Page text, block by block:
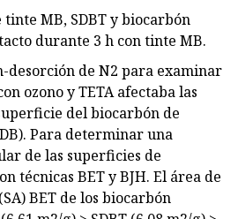
MB, SDBT y biocarbón
durante 3 h con tinte MB.
desorción de N2 para examinar
ozono y TETA afectaba las
del biocarbón de
Para determinar una
de las superficies de
técnicas BET y BJH. El área de
BET de los biocarbón